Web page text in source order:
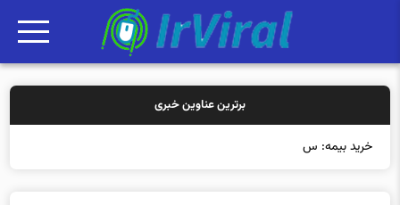
برترین عناوین خبری
خرید بیمه: سنتی یا آنلا